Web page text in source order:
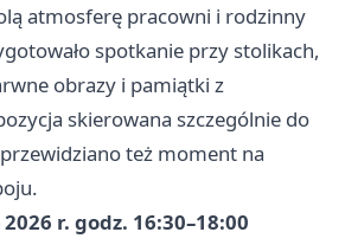
atmosferę pracowni i rodzinny
spotkanie przy stolikach,
obrazy i pamiątki z
skierowana szczególnie do
też moment na
r. godz. 16:30–18:00